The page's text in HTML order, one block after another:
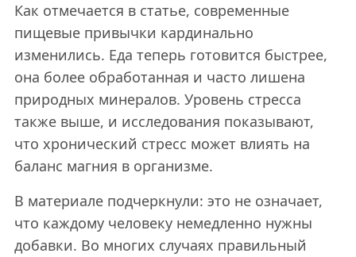
Как отмечается в статье, современные
пищевые привычки кардинально
изменились. Еда теперь готовится быстрее,
она более обработанная и часто лишена
природных минералов. Уровень стресса
также выше, и исследования показывают,
что хронический стресс может влиять на
баланс магния в организме.
В материале подчеркнули: это не означает,
что каждому человеку немедленно нужны
добавки. Во многих случаях правильный